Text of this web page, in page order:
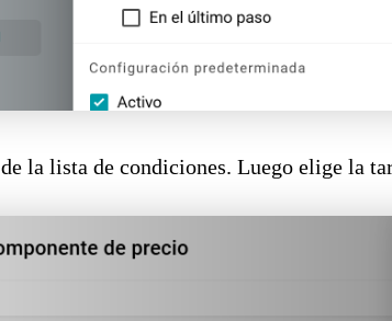
de la lista de condiciones. Luego elige la